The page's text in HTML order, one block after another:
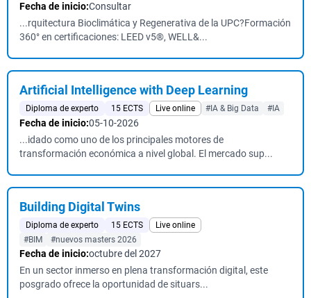
Fecha de inicio:Consultar
...rquitectura Bioclimática y Regenerativa de la UPC?Formación
360° en certificaciones: LEED v5®, WELL&...
Artificial Intelligence with Deep Learning
Diploma de experto 15 ECTS Live online #IA & Big Data #IA
Fecha de inicio:05-10-2026
...idado como uno de los principales motores de
transformación económica a nivel global. El mercado sup...
Building Digital Twins
Diploma de experto 15 ECTS
Live online
#BIM
#nuevos masters 2026
Fecha de inicio:octubre del 2027
En un sector inmerso en plena transformación digital, este
posgrado ofrece la oportunidad de situars...